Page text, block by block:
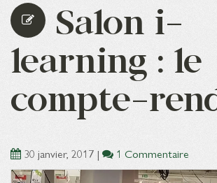
Salon i-
learning : le
compte-
30 janvier, 2017 | 1 Commentaire